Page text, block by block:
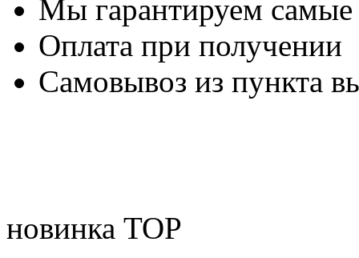
Мы гарантируем
Оплата при получении
Самовывоз из пункта
новинка TOP